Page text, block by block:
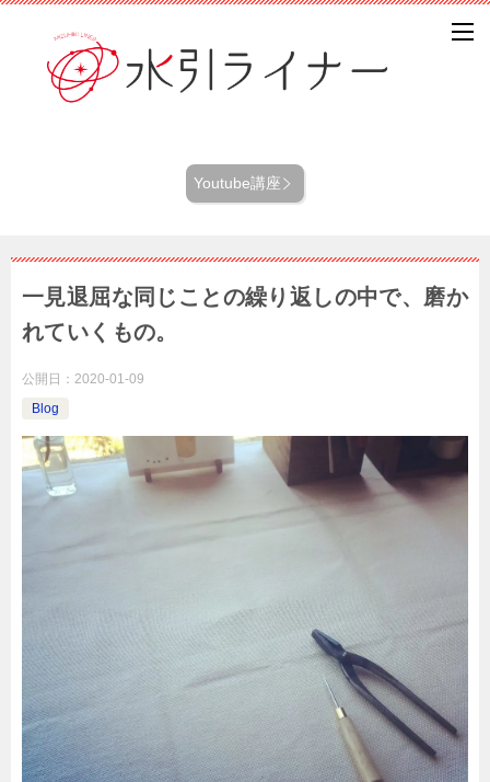
Youtube講座
一見退屈な同じことの繰り返しの中で、磨か
れていくもの。
公開日： 2020-01-09
Blog